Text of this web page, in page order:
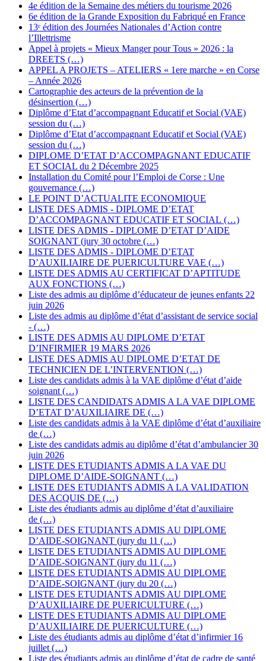
4e édition de la Semaine des métiers du tourisme 2026
6e édition de la Grande Exposition du Fabriqué en France
13ᵉ édition des Journées Nationales d’Action contre
l’Illettrisme
Appel à projets « Mieux Manger pour Tous » 2026 : la
DREETS (…)
APPEL A PROJETS – ATELIERS « 1ere marche » en Corse
– Année 2026
Cartographie des acteurs de la prévention de la
désinsertion (…)
Diplôme d’Etat d’accompagnant Educatif et Social (VAE)
session du (…)
Diplôme d’Etat d’accompagnant Educatif et Social (VAE)
session du (…)
DIPLOME D’ETAT D’ACCOMPAGNANT EDUCATIF
ET SOCIAL du 2 Décembre 2025
Installation du Comité pour l’Emploi de Corse : Une
gouvernance (…)
LE POINT D’ACTUALITE ECONOMIQUE
LISTE DES ADMIS - DIPLOME D’ETAT
D’ACCOMPAGNANT EDUCATIF ET SOCIAL (…)
LISTE DES ADMIS - DIPLOME D’ETAT D’AIDE
SOIGNANT (jury 30 octobre (…)
LISTE DES ADMIS - DIPLOME D’ETAT
D’AUXILIAIRE DE PUERICULTURE VAE (…)
LISTE DES ADMIS AU CERTIFICAT D’APTITUDE
AUX FONCTIONS (…)
Liste des admis au diplôme d’éducateur de jeunes enfants 22
juin 2026
Liste des admis au diplôme d’état d’assistant de service social
- (…)
LISTE DES ADMIS AU DIPLOME D’ETAT
D’INFIRMIER 19 MARS 2026
LISTE DES ADMIS AU DIPLOME D’ETAT DE
TECHNICIEN DE L’INTERVENTION (…)
Liste des candidats admis à la VAE diplôme d’état d’aide
soignant (…)
LISTE DES CANDIDATS ADMIS A LA VAE DIPLOME
D’ETAT D’AUXILIAIRE DE (…)
Liste des candidats admis à la VAE diplôme d’état d’auxiliaire
de (…)
Liste des candidats admis au diplôme d’état d’ambulancier 30
juin 2026
LISTE DES ETUDIANTS ADMIS A LA VAE DU
DIPLOME D’AIDE-SOIGNANT (…)
LISTE DES ETUDIANTS ADMIS A LA VALIDATION
DES ACQUIS DE (…)
Liste des étudiants admis au diplôme d’état d’auxiliaire
de (…)
LISTE DES ETUDIANTS ADMIS AU DIPLOME
D’AIDE-SOIGNANT (jury du 11 (…)
LISTE DES ETUDIANTS ADMIS AU DIPLOME
D’AIDE-SOIGNANT (jury du 11 (…)
LISTE DES ETUDIANTS ADMIS AU DIPLOME
D’AIDE-SOIGNANT (jury du 20 (…)
LISTE DES ETUDIANTS ADMIS AU DIPLOME
D’AUXILIAIRE DE PUERICULTURE (…)
LISTE DES ETUDIANTS ADMIS AU DIPLOME
D’AUXILIAIRE DE PUERICULTURE (…)
Liste des étudiants admis au diplôme d’état d’infirmier 16
juillet (…)
Liste des étudiants admis au diplôme d’état de cadre de santé